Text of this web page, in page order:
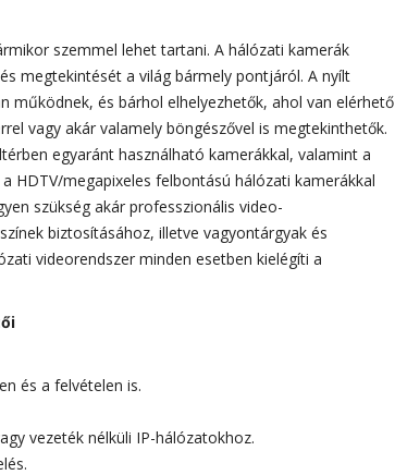
szemmel lehet tartani. A hálózati kamerák
megtekintését a világ bármely pontjáról. A nyílt
működnek, és bárhol elhelyezhetők, ahol van elérhető
vagy akár valamely böngészővel is megtekinthetők.
egyaránt használható kamerákkal, valamint a
HDTV/megapixeles felbontású hálózati kamerákkal
szükség akár professzionális video-
biztosításához, illetve vagyontárgyak és
videorendszer minden esetben kielégíti a
és a felvételen is.
vezeték nélküli IP-hálózatokhoz.